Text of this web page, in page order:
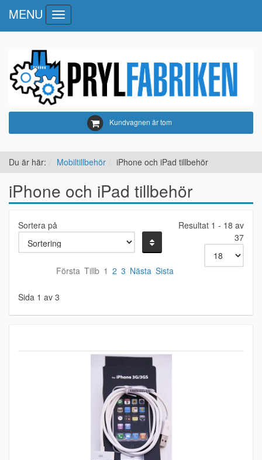
Kundvagnen är tom
MENU
Toggle
navigation
Du är här: Mobiltillbehör iPhone och iPad tillbehör
iPhone och iPad tillbehör
Sortera på
Resultat 1 - 18 av
37
Första Tillb 1 2 3 Nästa Sista
Sida 1 av 3